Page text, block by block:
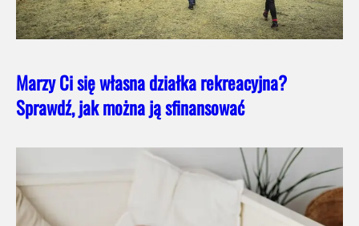
Marzy Ci się własna działka rekreacyjna?
Sprawdź, jak można ją sfinansować